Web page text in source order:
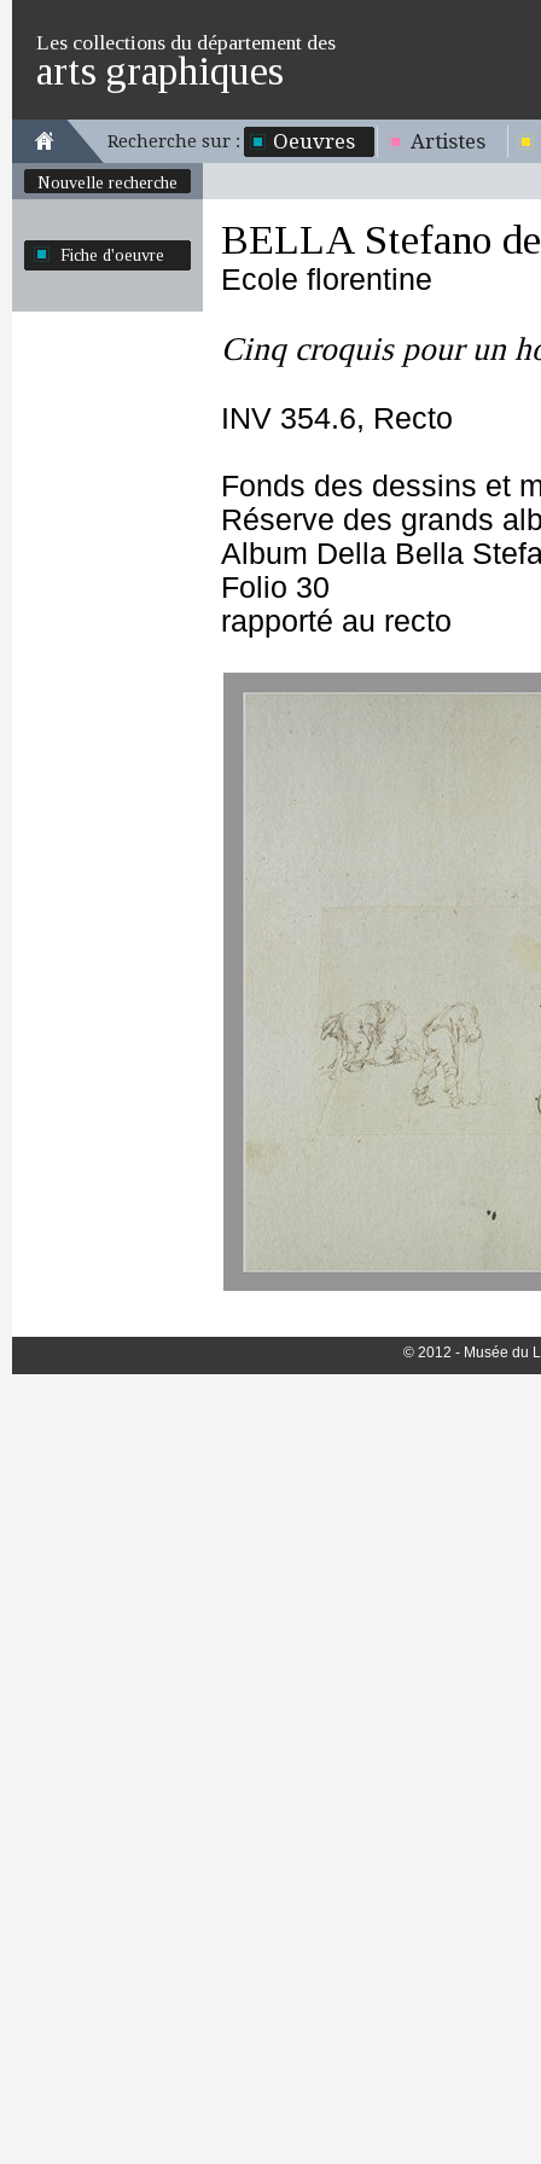
Les collections du département des
arts graphiques
Recherche sur : Oeuvres Artistes
Nouvelle recherche
Fiche d'oeuvre BELLA Stefano
Ecole florentine
Cinq croquis pour un
INV 354.6, Recto
Fonds des dessins et
Réserve des grands
Album Della Bella
Folio 30
rapporté au recto
© 2012 - Musée du